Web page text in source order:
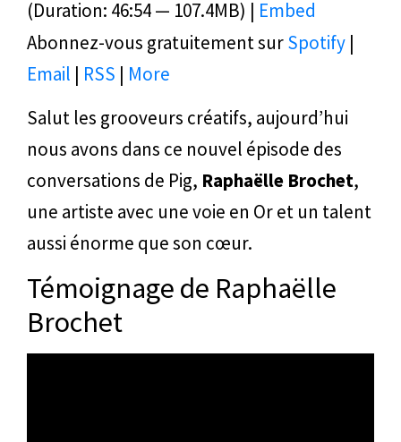
(Duration: 46:54 — 107.4MB) | Embed
Abonnez-vous gratuitement surSpotify |
Email | RSS | More
Salut les grooveurs créatifs, aujourd’hui
nous avons dans ce nouvel épisode des
conversations de Pig, Raphaëlle Brochet,
une artiste avec une voie en Or et un talent
aussi énorme que son cœur.
Témoignage de Raphaëlle
Brochet